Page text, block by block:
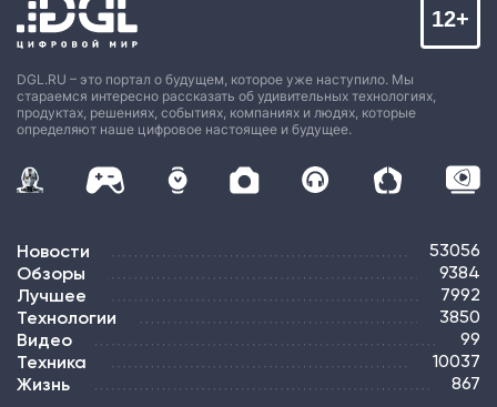
DGL.RU – это портал о будущем, которое уже наступило. Мы
стараемся интересно рассказать об удивительных технологиях,
продуктах, решениях, событиях, компаниях и людях, которые
определяют наше цифровое настоящее и будущее.
12+
Новости 53056
Обзоры 9384
Лучшее 7992
Технологии 3850
Видео 99
Техника 10037
Жизнь 867